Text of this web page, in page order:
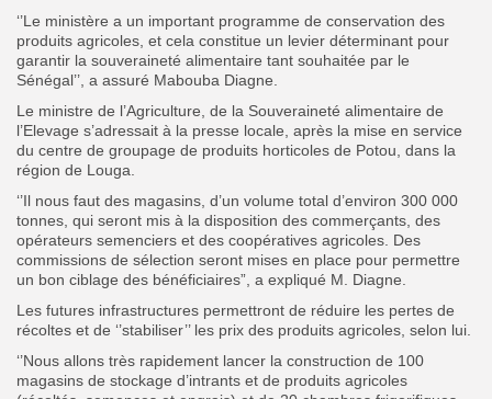
‘’Le ministère a un important programme de conservation des
produits agricoles, et cela constitue un levier déterminant pour
garantir la souveraineté alimentaire tant souhaitée par le
Sénégal’’, a assuré Mabouba Diagne.
Le ministre de l’Agriculture, de la Souveraineté alimentaire de
l’Elevage s’adressait à la presse locale, après la mise en service
du centre de groupage de produits horticoles de Potou, dans la
région de Louga.
‘’Il nous faut des magasins, d’un volume total d’environ 300 000
tonnes, qui seront mis à la disposition des commerçants, des
opérateurs semenciers et des coopératives agricoles. Des
commissions de sélection seront mises en place pour permettre
un bon ciblage des bénéficiaires”, a expliqué M. Diagne.
Les futures infrastructures permettront de réduire les pertes de
récoltes et de ‘’stabiliser’’ les prix des produits agricoles, selon lui.
‘’Nous allons très rapidement lancer la construction de 100
magasins de stockage d’intrants et de produits agricoles